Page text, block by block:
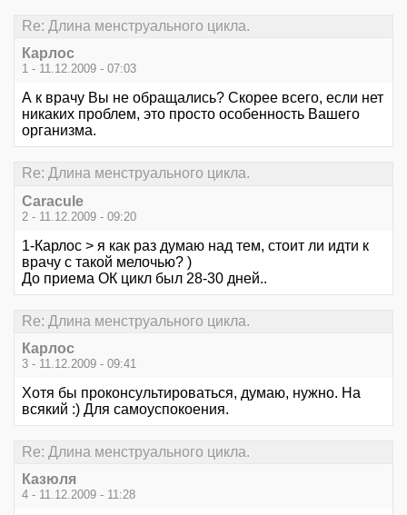
Re: Длина менструального цикла.
Карлос
1 - 11.12.2009 - 07:03
А к врачу Вы не обращались? Скорее всего, если нет
никаких проблем, это просто особенность Вашего
организма.
Re: Длина менструального цикла.
Caracule
2 - 11.12.2009 - 09:20
1-Карлос > я как раз думаю над тем, стоит ли идти к
врачу с такой мелочью? )
До приема ОК цикл был 28-30 дней..
Re: Длина менструального цикла.
Карлос
3 - 11.12.2009 - 09:41
Хотя бы проконсультироваться, думаю, нужно. На
всякий :) Для самоуспокоения.
Re: Длина менструального цикла.
Казюля
4 - 11.12.2009 - 11:28